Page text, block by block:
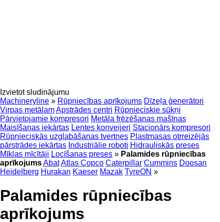
Izvietot sludinājumu
Machineryline » Rūpniecības aprīkojums Dīzeļa ģenerātori
Virpas metālamApstrādes centri Rūpnieciskie sūkņi
Pārvietojamie kompresori Metāla frēzēšanas mašīnas
Maisīšanas iekārtas Lentes konveijeri Stacionārs kompresori
Rūpnieciskās uzglabāšanas tvertnes Plastmasas otrreizējās
pārstrādes iekārtas Industriālie roboti Hidrauliskās preses
Mīklas mīcītāji Locīšanas preses » Palamides rūpniecības
aprīkojumsAbatAtlas Copco Caterpillar Cummins Doosan
Heidelberg Hurakan Kaeser Mazak TyreON »
Palamides rūpniecības
aprīkojums